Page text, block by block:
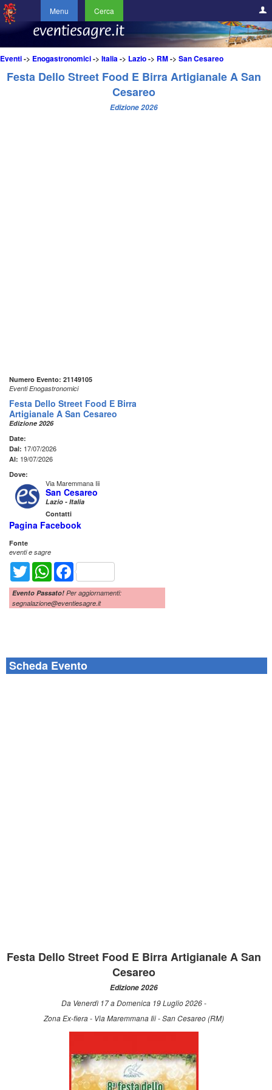
Menu Cerca
Eventi-> Enogastronomici-> Italia-> Lazio-> RM-> San Cesareo
Festa Dello Street Food E Birra Artigianale A San
Cesareo
Edizione 2026
Numero Evento: 21149105
Eventi Enogastronomici
Festa Dello Street Food E Birra
Artigianale A San Cesareo
Edizione 2026
Date:
Dal: 17/07/2026
Al: 19/07/2026
Dove:
Via Maremmana Iii
San Cesareo
Lazio - Italia
Contatti
Pagina Facebook
Fonte
eventi e sagre
Twitter WhatsAppFacebook
Evento Passato! Per aggiornamenti:
segnalazione@eventiesagre.it
Scheda Evento
Festa Dello Street Food E Birra Artigianale A San
Cesareo
Edizione 2026
Da Venerdì 17 a Domenica 19 Luglio 2026 -
Zona Ex-fiera - Via Maremmana Iii - San Cesareo (RM)